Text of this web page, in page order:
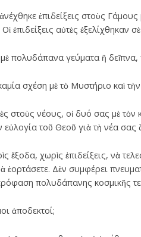
ἐπιδείξεις στοὺς
ἐπιδείξεις αὐτὲς ἐξελίχθηκαν
πολυδάπανα γεύματα ἢ δεῖπνα,
σχέση μὲ τὸ Μυστήριο καὶ
στοὺς νέους, οἱ δυό σας μὲ τὸν
εὐλογία τοῦ Θεοῦ γιὰ τὴ νέα σας
ἔξοδα, χωρὶς ἐπιδείξεις, νὰ
ἑορτάσετε. Δὲν συμφέρει
πολυδάπανης κοσμικῆς
ἀποδεκτοί;